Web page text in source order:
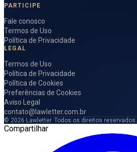
PARTICIPE
Fale conosco
Termos de Uso
Política de Privacidade
LEGAL
Termos de Uso
Política de Privacidade
Política de Cookies
Preferências de Cookies
Aviso Legal
contato@lawletter.com.br
© 2026 Lawletter. Todos os direitos reservados.
Compartilhar